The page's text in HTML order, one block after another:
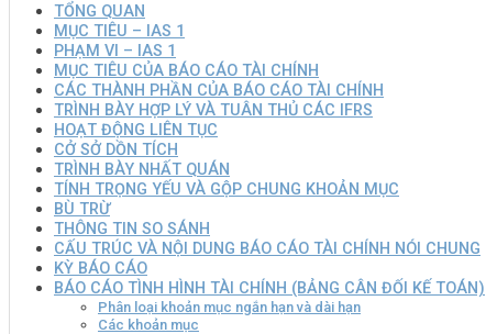
TỔNG QUAN
MỤC TIÊU – IAS 1
PHẠM VI – IAS 1
MỤC TIÊU CỦA BÁO CÁO TÀI CHÍNH
CÁC THÀNH PHẦN CỦA BÁO CÁO TÀI CHÍNH
TRÌNH BÀY HỢP LÝ VÀ TUÂN THỦ CÁC IFRS
HOẠT ĐỘNG LIÊN TỤC
CỞ SỞ DỒN TÍCH
TRÌNH BÀY NHẤT QUÁN
TÍNH TRỌNG YẾU VÀ GỘP CHUNG KHOẢN MỤC
BÙ TRỪ
THÔNG TIN SO SÁNH
CẤU TRÚC VÀ NỘI DUNG BÁO CÁO TÀI CHÍNH NÓI CHUNG
KỲ BÁO CÁO
BÁO CÁO TÌNH HÌNH TÀI CHÍNH (BẢNG CÂN ĐỐI KẾ TOÁN)
Phân loại khoản mục ngắn hạn và dài hạn
Các khoản mục